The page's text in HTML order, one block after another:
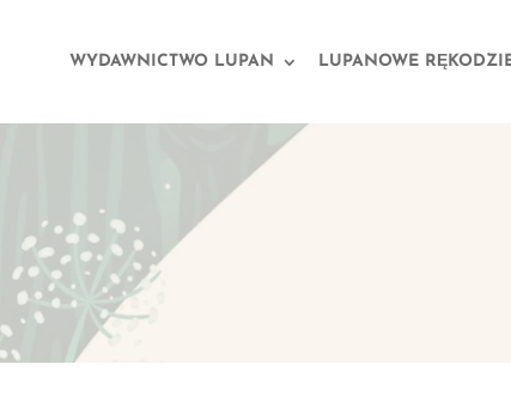
WYDAWNICTWO LUPAN LUPANOWE